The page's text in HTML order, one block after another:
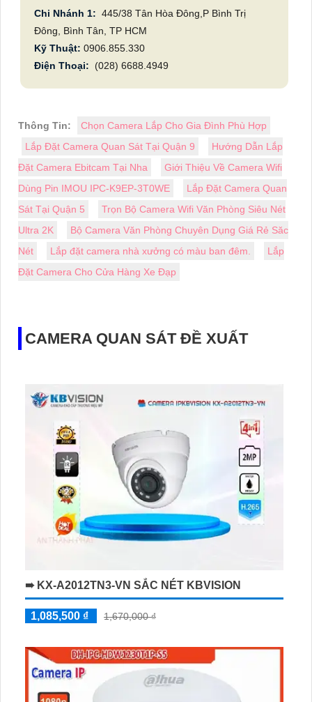
Chi Nhánh 1: 445/38 Tân Hòa Đông,P Bình Trị
Đông, Bình Tân, TP HCM
Kỹ Thuật: 0906.855.330
Điện Thoại:
(028) 6688.4949
Thông Tin:
Chọn Camera Lắp Cho Gia Đình Phù Hợp
Lắp Đặt Camera Quan Sát Tại Quận 9
Hướng Dẫn Lắp
Đặt Camera Ebitcam Tại Nha
Giới Thiệu Về Camera Wifi
Dùng Pin IMOU IPC-K9EP-3T0WE
Lắp Đặt Camera Quan
Sát Tại Quận 5
Trọn Bộ Camera Wifi Văn Phòng Siêu Nét
Ultra 2K
Bộ Camera Văn Phòng Chuyên Dụng Giá Rẻ Săc
Nét
Lắp đặt camera nhà xưởng có màu ban đêm.
Lắp
Đặt Camera Cho Cửa Hàng Xe Đạp
CAMERA QUAN SÁT ĐỀ XUẤT
➠ KX-A2012TN3-VN SẮC NÉT KBVISION
1,085,500 ₫ 1,670,000 ₫